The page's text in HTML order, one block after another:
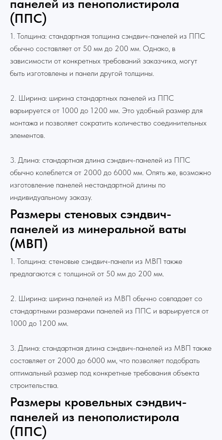
панелей из пенополистирола
(ППС)
1. Толщина: стандартная толщина сэндвич-панелей из ППС
обычно составляет от 50 мм до 200 мм. Однако, в
зависимости от конкретных требований заказчика, могут
быть изготовлены и панели другой толщины.
2. Ширина: ширина стандартных панелей из ППС
варьируется от 1000 до 1200 мм. Это удобный размер для
монтажа и позволяет сократить количество соединительных
элементов.
3. Длина: стандартная длина сэндвич-панелей из ППС
обычно колеблется от 2000 до 6000 мм. Опять же, возможно
изготовление панелей нестандартной длины по
индивидуальному заказу.
Размеры стеновых сэндвич-
панелей из минеральной ваты
(МВП)
1. Толщина: стеновые сэндвич-панели из МВП также
предлагаются с толщиной от 50 мм до 200 мм.
2. Ширина: ширина панелей из МВП обычно совпадает со
стандартными размерами панелей из ППС и варьируется от
1000 до 1200 мм.
3. Длина: стандартная длина сэндвич-панелей из МВП также
составляет от 2000 до 6000 мм, что позволяет подобрать
оптимальный размер под конкретные требования объекта
строительства.
Размеры кровельных сэндвич-
панелей из пенополистирола
(ППС)